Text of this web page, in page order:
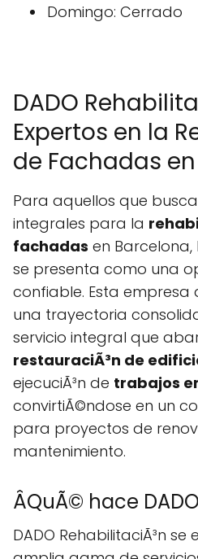
Domingo: Cerrado
DADO
Expertos en la
de Fachadas
Para aquellos que
integrales para la
fachadas en Barcelona,
se presenta como una
confiable. Esta empresa
una trayectoria
servicio integral que
restauraciÃ³n de
ejecuciÃ³n de trabajos
convirtiÃ©ndose en un
para proyectos de
mantenimiento.
ÂQuÃ© hace
DADO RehabilitaciÃ³n